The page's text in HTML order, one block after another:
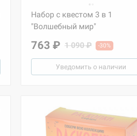
Набор с квестом 3 в 1
"Волшебный мир"
763 ₽ 1 090 ₽ -30%
Уведомить о наличии